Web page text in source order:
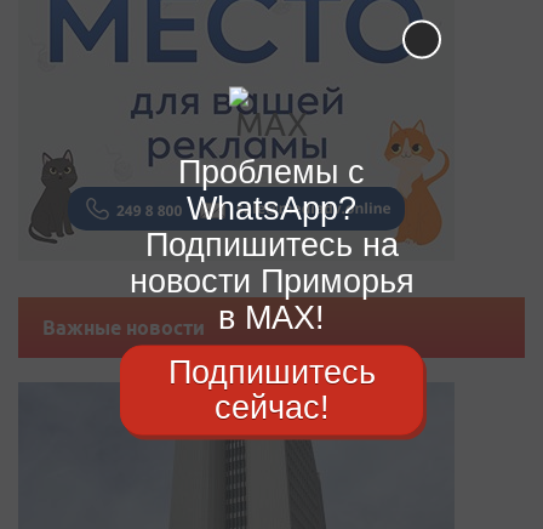
Важные новости
Проблемы с
WhatsApp?
Подпишитесь на
новости Приморья
в MAX!
Подпишитесь
сейчас!